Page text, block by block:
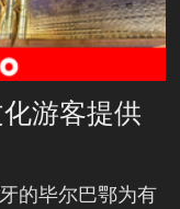
游客提供
的毕尔巴鄂为有